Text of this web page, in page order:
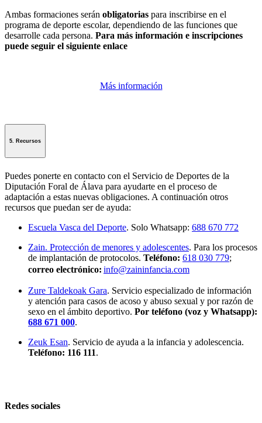
Ambas formaciones serán obligatorias para inscribirse en el
programa de deporte escolar, dependiendo de las funciones que
desarrolle cada persona. Para más información e inscripciones
puede seguir el siguiente enlace
Más información
5. Recursos
Puedes ponerte en contacto con el Servicio de Deportes de la
Diputación Foral de Álava para ayudarte en el proceso de
adaptación a estas nuevas obligaciones. A continuación otros
recursos que puedan ser de ayuda:
Escuela Vasca del Deporte. Solo Whatsapp: 688 670 772
Zain. Protección de menores y adolescentes. Para los procesos
de implantación de protocolos. Teléfono: 618 030 779;
correo electrónico: info@zaininfancia.com
Zure Taldekoak Gara. Servicio especializado de información
y atención para casos de acoso y abuso sexual y por razón de
sexo en el ámbito deportivo. Por teléfono (voz y Whatsapp):
688 671 000.
Zeuk Esan. Servicio de ayuda a la infancia y adolescencia.
Teléfono: 116 111.
Redes sociales